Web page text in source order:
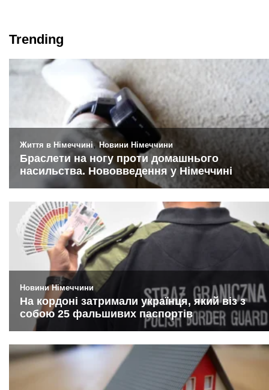
Trending